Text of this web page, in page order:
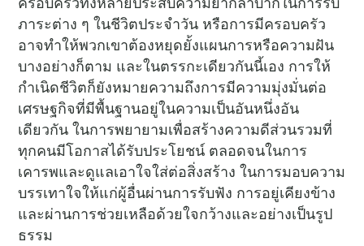
ภาระต่าง ๆ ในชีวิตประจำวัน หรือการมีครอบครัว
อาจทำให้พวกเขาต้องหยุดยั้งแผนการหรือความฝัน
บางอย่างก็ตาม และในตรรกะเดียวกันนี้เอง การให้
กำเนิดชีวิตก็ยังหมายความถึงการมีความมุ่งมั่นต่อ
เศรษฐกิจที่มีพื้นฐานอยู่ในความเป็นอันหนึ่งอัน
เดียวกัน ในการพยายามเพื่อสร้างความดีส่วนรวมที่
ทุกคนมีโอกาสได้รับประโยชน์ ตลอดจนในการ
เคารพและดูแลเอาใจใส่ต่อสิ่งสร้าง ในการมอบความ
บรรเทาใจให้แก่ผู้อื่นผ่านการรับฟัง การอยู่เคียงข้าง
และผ่านการช่วยเหลือด้วยใจกว้างและอย่างเป็นรูป
ธรรม